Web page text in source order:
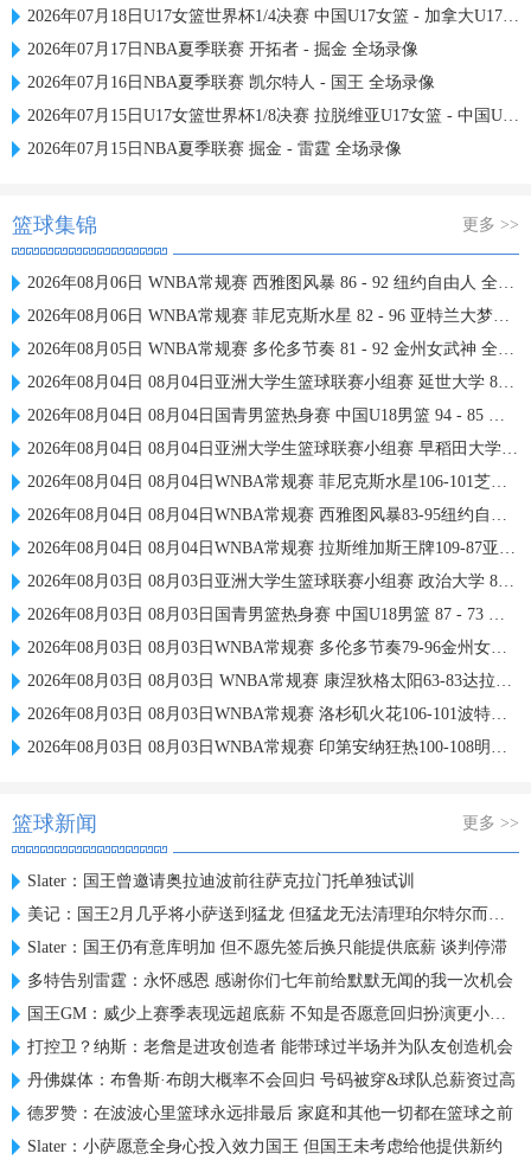
2026年07月18日U17女篮世界杯1/4决赛 中国U17女篮 - 加拿大U17女篮 录像
2026年07月17日NBA夏季联赛 开拓者 - 掘金 全场录像
2026年07月16日NBA夏季联赛 凯尔特人 - 国王 全场录像
2026年07月15日U17女篮世界杯1/8决赛 拉脱维亚U17女篮 - 中国U17女篮 录像
2026年07月15日NBA夏季联赛 掘金 - 雷霆 全场录像
篮球集锦 更多 >>
2026年08月06日 WNBA常规赛 西雅图风暴 86 - 92 纽约自由人 全场集锦
2026年08月06日 WNBA常规赛 菲尼克斯水星 82 - 96 亚特兰大梦想 全场集锦
2026年08月05日 WNBA常规赛 多伦多节奏 81 - 92 金州女武神 全场集锦
2026年08月04日 08月04日亚洲大学生篮球联赛小组赛 延世大学 82 - 83 北京大学 集锦
2026年08月04日 08月04日国青男篮热身赛 中国U18男篮 94 - 85 加拿大大卫·安篮球学院 集锦
2026年08月04日 08月04日亚洲大学生篮球联赛小组赛 早稻田大学 71 - 86 清华大学 集锦
2026年08月04日 08月04日WNBA常规赛 菲尼克斯水星106-101芝加哥天空 全场集锦
2026年08月04日 08月04日WNBA常规赛 西雅图风暴83-95纽约自由人 全场集锦
2026年08月04日 08月04日WNBA常规赛 拉斯维加斯王牌109-87亚特兰大梦想 全场集锦
2026年08月03日 08月03日亚洲大学生篮球联赛小组赛 政治大学 83 - 71 上海交通大学 集锦
2026年08月03日 08月03日国青男篮热身赛 中国U18男篮 87 - 73 韩国东国大学 集锦
2026年08月03日 08月03日WNBA常规赛 多伦多节奏79-96金州女武神 全场集锦
2026年08月03日 08月03日 WNBA常规赛 康涅狄格太阳63-83达拉斯飞翼 全场集锦
2026年08月03日 08月03日WNBA常规赛 洛杉矶火花106-101波特兰火焰 全场集锦
2026年08月03日 08月03日WNBA常规赛 印第安纳狂热100-108明尼苏达山猫 全场集锦
篮球新闻 更多 >>
Slater：国王曾邀请奥拉迪波前往萨克拉门托单独试训
美记：国王2月几乎将小萨送到猛龙 但猛龙无法清理珀尔特尔而告吹
Slater：国王仍有意库明加 但不愿先签后换只能提供底薪 谈判停滞
多特告别雷霆：永怀感恩 感谢你们七年前给默默无闻的我一次机会
国王GM：威少上赛季表现远超底薪 不知是否愿意回归扮演更小角色
打控卫？纳斯：老詹是进攻创造者 能带球过半场并为队友创造机会
丹佛媒体：布鲁斯·布朗大概率不会回归 号码被穿&球队总薪资过高
德罗赞：在波波心里篮球永远排最后 家庭和其他一切都在篮球之前
Slater：小萨愿意全身心投入效力国王 但国王未考虑给他提供新约